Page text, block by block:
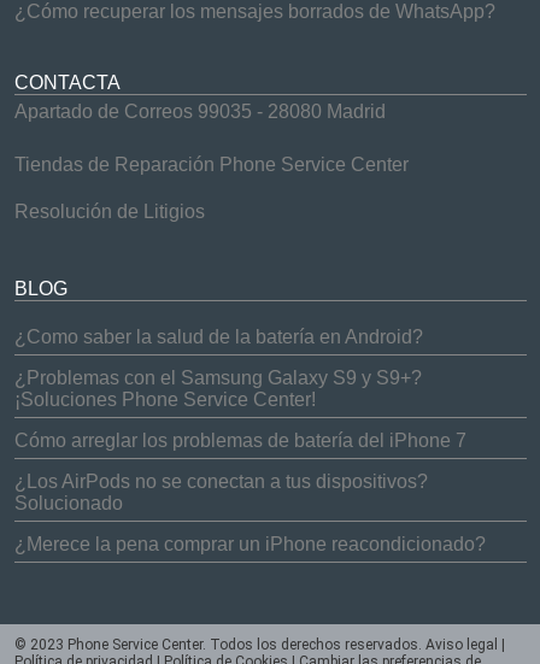
¿Cómo recuperar los mensajes borrados de WhatsApp?
CONTACTA
Apartado de Correos 99035 - 28080 Madrid
Tiendas de Reparación Phone Service Center
Resolución de Litigios
BLOG
¿Como saber la salud de la batería en Android?
¿Problemas con el Samsung Galaxy S9 y S9+?
¡Soluciones Phone Service Center!
Cómo arreglar los problemas de batería del iPhone 7
¿Los AirPods no se conectan a tus dispositivos?
Solucionado
¿Merece la pena comprar un iPhone reacondicionado?
© 2023 Phone Service Center. Todos los derechos reservados. Aviso legal